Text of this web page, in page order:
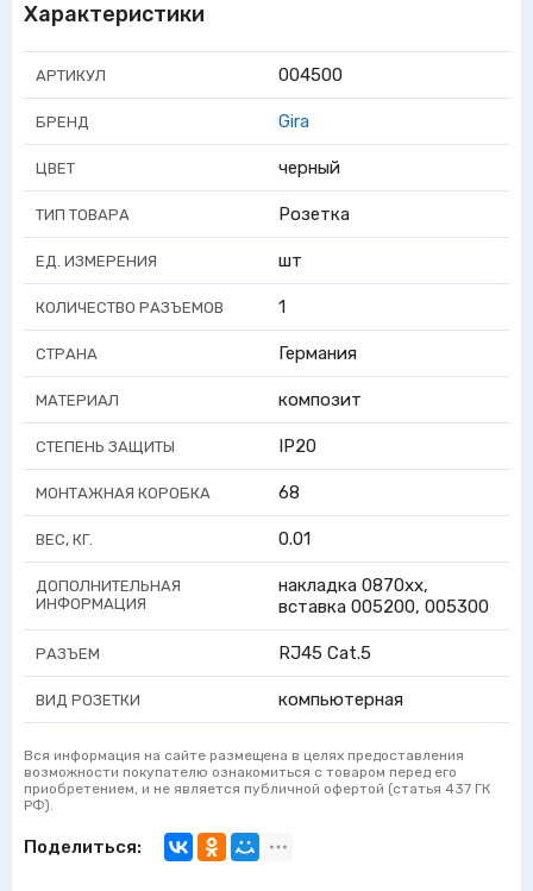
Характеристики
АРТИКУЛ 004500
БРЕНД Gira
ЦВЕТ черный
ТИП ТОВАРА Розетка
ЕД. ИЗМЕРЕНИЯ шт
КОЛИЧЕСТВО РАЗЪЕМОВ 1
СТРАНА Германия
МАТЕРИАЛ композит
СТЕПЕНЬ ЗАЩИТЫ IP20
МОНТАЖНАЯ КОРОБКА 68
ВЕС, КГ. 0.01
ДОПОЛНИТЕЛЬНАЯ
ИНФОРМАЦИЯ
накладка 0870хх,
вставка 005200, 005300
РАЗЪЕМ RJ45 Cat.5
ВИД РОЗЕТКИ компьютерная
Вся информация на сайте размещена в целях предоставления
возможности покупателю ознакомиться с товаром перед его
приобретением, и не является публичной офертой (статья 437 ГК
РФ).
Поделиться: